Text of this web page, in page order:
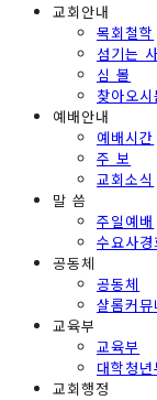
교회안내
목회철학
섬기는
심 볼
찾아오시
예배안내
예배시간
주 보
교회소식
말 씀
주일예배
수요사경
공동체
공동체
샬롬커뮤
교육부
교육부
대학청년
교회행정